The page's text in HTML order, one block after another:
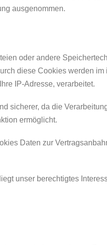
ausgenommen.
oder andere
diese Cookies werden
IP-Adresse, verarbeitet.
sicherer, da die
ermöglicht.
Daten zur
unser berechtigtes